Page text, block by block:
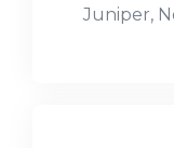
Juniper,